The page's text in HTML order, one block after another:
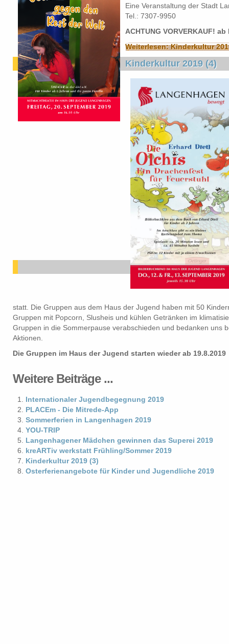
Eine Veranstaltung der Stadt
Tel.: 7307-9950
ACHTUNG VORVERKAUF!
Weiterlesen: Kinderkultur
Kinderkultur 2019 (4)
statt. Die Gruppen aus dem Haus der Jugend haben mit 50
Gruppen mit Popcorn, Slusheis und kühlen Getränken im
Gruppen in die Sommerpause verabschieden und bedanken uns
Aktionen.
Die Gruppen im Haus der Jugend starten wieder ab 19.8.2019
Weitere Beiträge ...
Internationaler Jugendbegegnung 2019
PLACEm - Die Mitrede-App
Sommerferien in Langenhagen 2019
YOU-TRIP
Langenhagener Mädchen gewinnen das Superei 2019
kreARTiv werkstatt Frühling/Sommer 2019
Kinderkultur 2019 (3)
Osterferienangebote für Kinder und Jugendliche 2019